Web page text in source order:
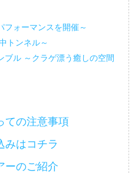
ォーマンスを開催～
トンネル～
ル ～クラゲ漂う癒しの空間
ての注意事項
みはコチラ
ーのご紹介